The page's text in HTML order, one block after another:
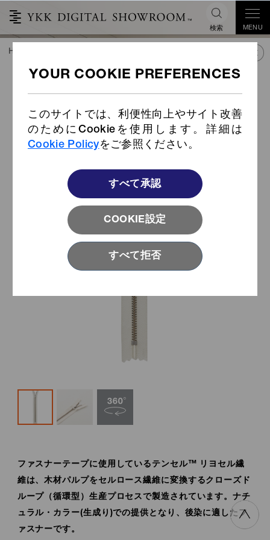
このサイトでは、利便性向上やサイト改善
のためにCookieを使用します。詳細は
Cookie Policyをご参照ください。
COOKIE設定
すべて承認
すべて拒否
検索 MENU
テンセル™リヨセル繊維テー
ファスナーテープに使用しているテンセル™ リヨセル繊
維は、木材パルプをセルロース繊維に変換するクローズド
ループ（循環型）生産プロセスで製造されています。ナチ
ュラル・カラー(生成り)での提供となり、後染に適したフ
ァスナーです。
HOME